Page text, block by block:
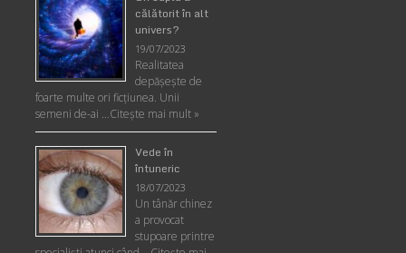
călătorit în alt
univers?
19/07/2023
Realitatea
depăşeşte de
foarte multe ori ficţiunea. Unii
semeni de-ai …Citește mai mult »
Vede în
întuneric
18/07/2023
Un tânăr chinez
a provocat
stupoare printre